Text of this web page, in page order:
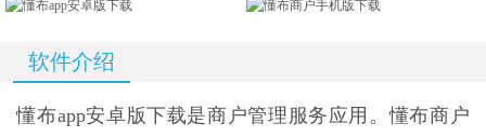
软件介绍
懂布app安卓版下载是商户管理服务应用。懂布商户